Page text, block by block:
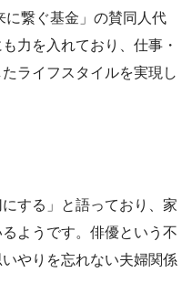
に繋ぐ基金」の賛同人代
力を入れており、仕事・
ライフスタイルを実現し
する」と語っており、家
ようです。俳優という不
やりを忘れない夫婦関係